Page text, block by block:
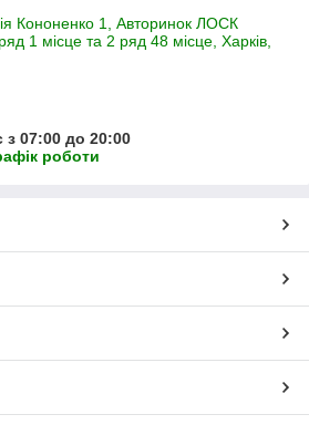
Кононенко 1, Авторинок ЛОСК
1 місце та 2 ряд 48 місце, Харків,
з 07:00 до 20:00
роботи